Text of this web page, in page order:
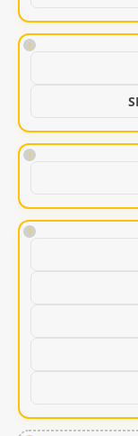
!
!
!